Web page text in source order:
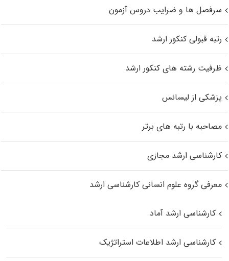
سرفصل ها و ضرایب دروس آزمون
رتبه قبولی کنکور ارشد
ظرفیت رشته های کنکور ارشد
پزشکی از لیسانس
مصاحبه با رتبه های برتر
کارشناسی ارشد مجازی
معرفی گروه علوم انسانی کارشناسی ارشد
کارشناسی ارشد آماد
کارشناسی ارشد اطلاعات استراتژیک